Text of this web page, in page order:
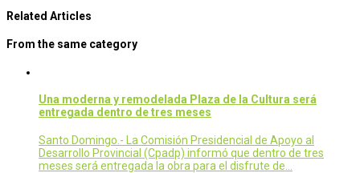
Related Articles
From the same category
Una moderna y remodelada Plaza de la Cultura será
entregada dentro de tres meses
Santo Domingo.- La Comisión Presidencial de Apoyo al
Desarrollo Provincial (Cpadp) informó que dentro de tres
meses será entregada la obra para el disfrute de…